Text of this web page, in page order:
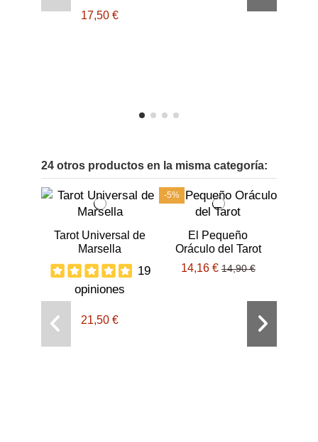
17,50 €
24 otros productos en la misma categoría:
Tarot Universal de
Marsella
19
opiniones
21,50 €
-5%
El Pequeño
Oráculo del Tarot
14,16 €14,90 €